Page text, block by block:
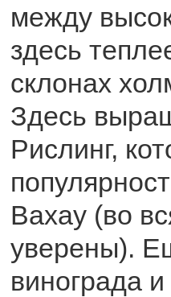
между
здесь
склонах
Здесь
Рислинг,
Вахау (во
уверены).
винограда